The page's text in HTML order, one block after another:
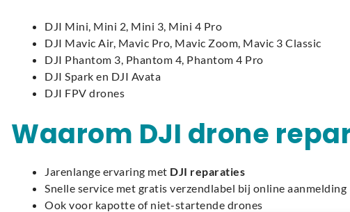
DJI Mini, Mini 2, Mini 3, Mini 4 Pro
DJI Mavic Air, Mavic Pro, Mavic Zoom, Mavic 3 Classic
DJI Phantom 3, Phantom 4, Phantom 4 Pro
DJI Spark en DJI Avata
DJI FPV drones
Waarom DJI drone
Jarenlange ervaring met DJI reparaties
Snelle service met gratis verzendlabel bij online aanmelding
Ook voor kapotte of niet-startende drones